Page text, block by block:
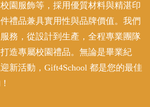
園服飾等，採用優質材料與精湛印
禮品兼具實用性與品牌價值。我們
務，從設計到生產，全程專業團隊
造專屬校園禮品。無論是畢業紀
新活動，Gift4School 都是您的最佳